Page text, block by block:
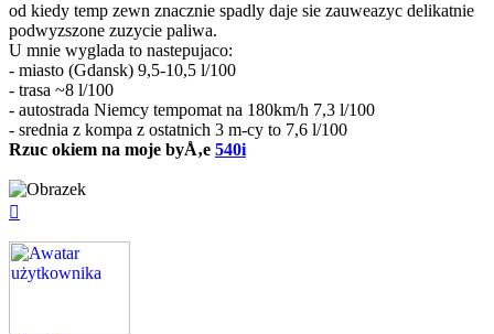
od kiedy temp zewn znacznie spadly daje sie zauweazyc delikatnie
podwyzszone zuzycie paliwa.
U mnie wyglada to nastepujaco:
- miasto (Gdansk) 9,5-10,5 l/100
- trasa ~8 l/100
- autostrada Niemcy tempomat na 180km/h 7,3 l/100
- srednia z kompa z ostatnich 3 m-cy to 7,6 l/100
Rzuc okiem na moje byÅ‚e 540i